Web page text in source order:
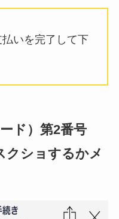
いを完了して下
ド）第2番号
クショするかメ